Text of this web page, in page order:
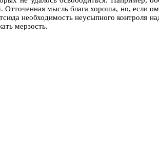
мысль блага хороша, но, если
необходимость неусыпного контроля
мерзость.